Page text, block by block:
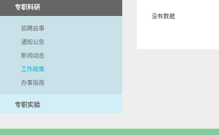
专职科研
招聘启事
通知公告
新闻动态
工作政策
办事指南
专职实验
没有数据